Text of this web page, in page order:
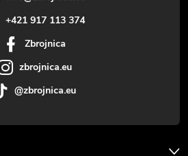
+421 917 113 374
Zbrojnica
zbrojnica.eu
@zbrojnica.eu